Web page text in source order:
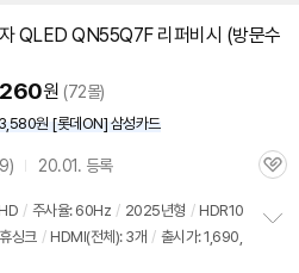
QLED QN55Q7F 리퍼비시 (방문수
원 (72몰)
원 [롯데ON] 삼성카드
뷰
9) 20.01. 등록
관
/ 주사율: 60Hz / 2025년형 / HDR10
휴싱크 / HDMI(전체): 3개 / 출시가: 1,690,